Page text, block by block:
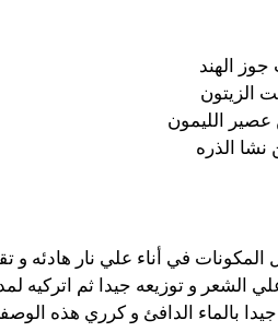
الهند
الزيتون
الليمون
الذره
في أناء علي نار هادئه و
الشعر و توزيعه جيدا ثم اتركيه
بالماء الدافئ و كرري هذه